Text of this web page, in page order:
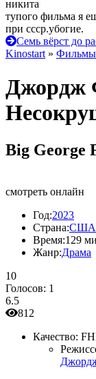
никита
тупого фильма я
при ссср.убогие.
Семь вёрст до
Kinostart » Фильмы
Джордж
Big George
смотреть онлайн
Год:2023
Страна:США
Время:129
Жанр:Драма
10
Голосов: 1
6.5
812
Качество: